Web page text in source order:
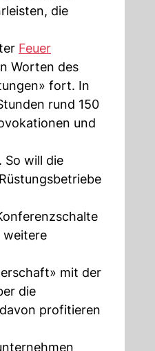
die
Feuer
Worten des
fort. In
rund 150
und
will die
weitere
mit der
die
profitieren